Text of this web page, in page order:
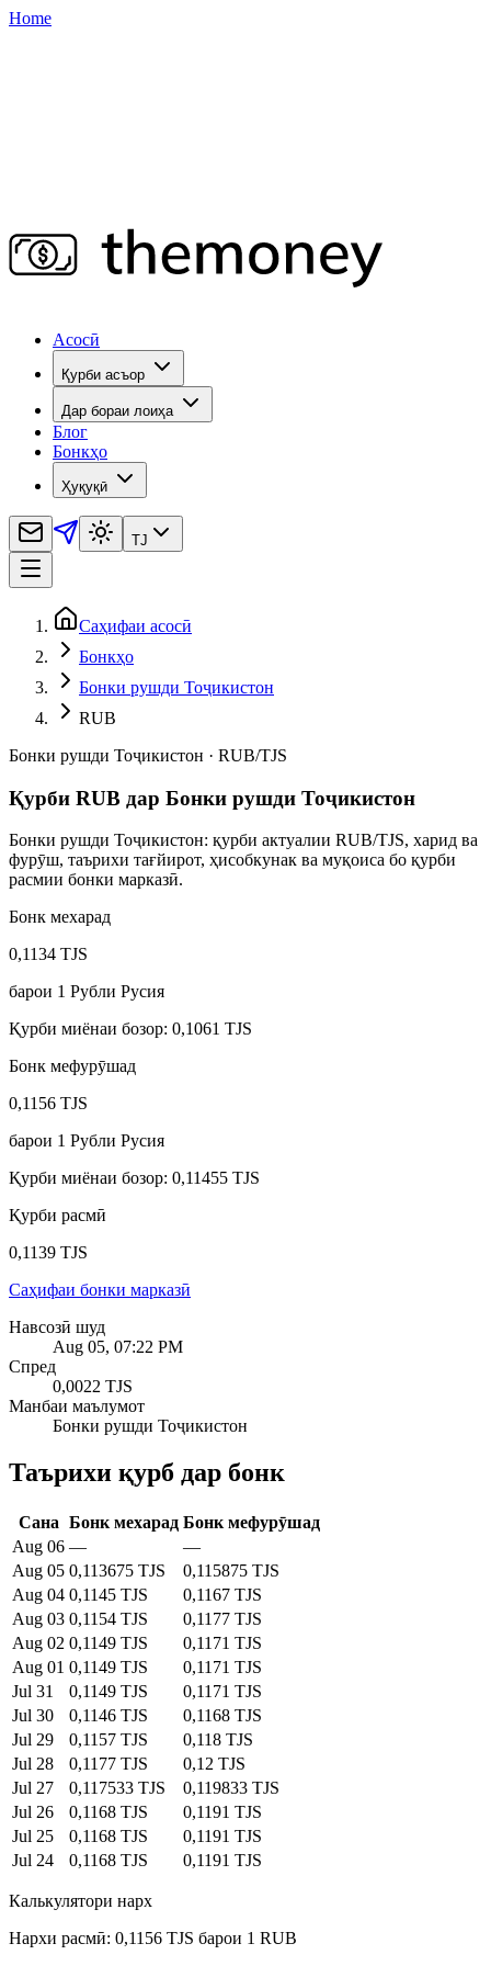
Home
Асосӣ
Қурби асъор
Дар бораи лоиҳа
Блог
Бонкҳо
Ҳуқуқӣ
TJ
Саҳифаи асосӣ
Бонкҳо
Бонки рушди Тоҷикистон
RUB
Бонки рушди Тоҷикистон · RUB/TJS
Қурби RUB дар Бонки рушди Тоҷикистон
Бонки рушди Тоҷикистон: қурби актуалии RUB/TJS, харид ва
фурӯш, таърихи тағйирот, ҳисобкунак ва муқоиса бо қурби
расмии бонки марказӣ.
Бонк мехарад
0,1134 TJS
барои 1 Рубли Русия
Қурби миёнаи бозор: 0,1061 TJS
Бонк мефурӯшад
0,1156 TJS
барои 1 Рубли Русия
Қурби миёнаи бозор: 0,11455 TJS
Қурби расмӣ
0,1139 TJS
Саҳифаи бонки марказӣ
Навсозӣ шуд
Aug 05, 07:22 PM
Спред
0,0022 TJS
Манбаи маълумот
Бонки рушди Тоҷикистон
Таърихи қурб дар бонк
Сана Бонк мехарад Бонк мефурӯшад
Aug 06 —
—
Aug 05 0,113675 TJS
0,115875 TJS
Aug 04 0,1145 TJS
0,1167 TJS
Aug 03 0,1154 TJS
0,1177 TJS
Aug 02 0,1149 TJS
0,1171 TJS
Aug 01 0,1149 TJS
0,1171 TJS
Jul 31
0,1149 TJS
0,1171 TJS
Jul 30
0,1146 TJS
0,1168 TJS
Jul 29
0,1157 TJS
0,118 TJS
Jul 28
0,1177 TJS
0,12 TJS
Jul 27
0,117533 TJS
0,119833 TJS
Jul 26
0,1168 TJS
0,1191 TJS
Jul 25
0,1168 TJS
0,1191 TJS
Jul 24
0,1168 TJS 0,1191 TJS
Калькулятори нарх
Нархи расмӣ: 0,1156 TJS барои 1 RUB